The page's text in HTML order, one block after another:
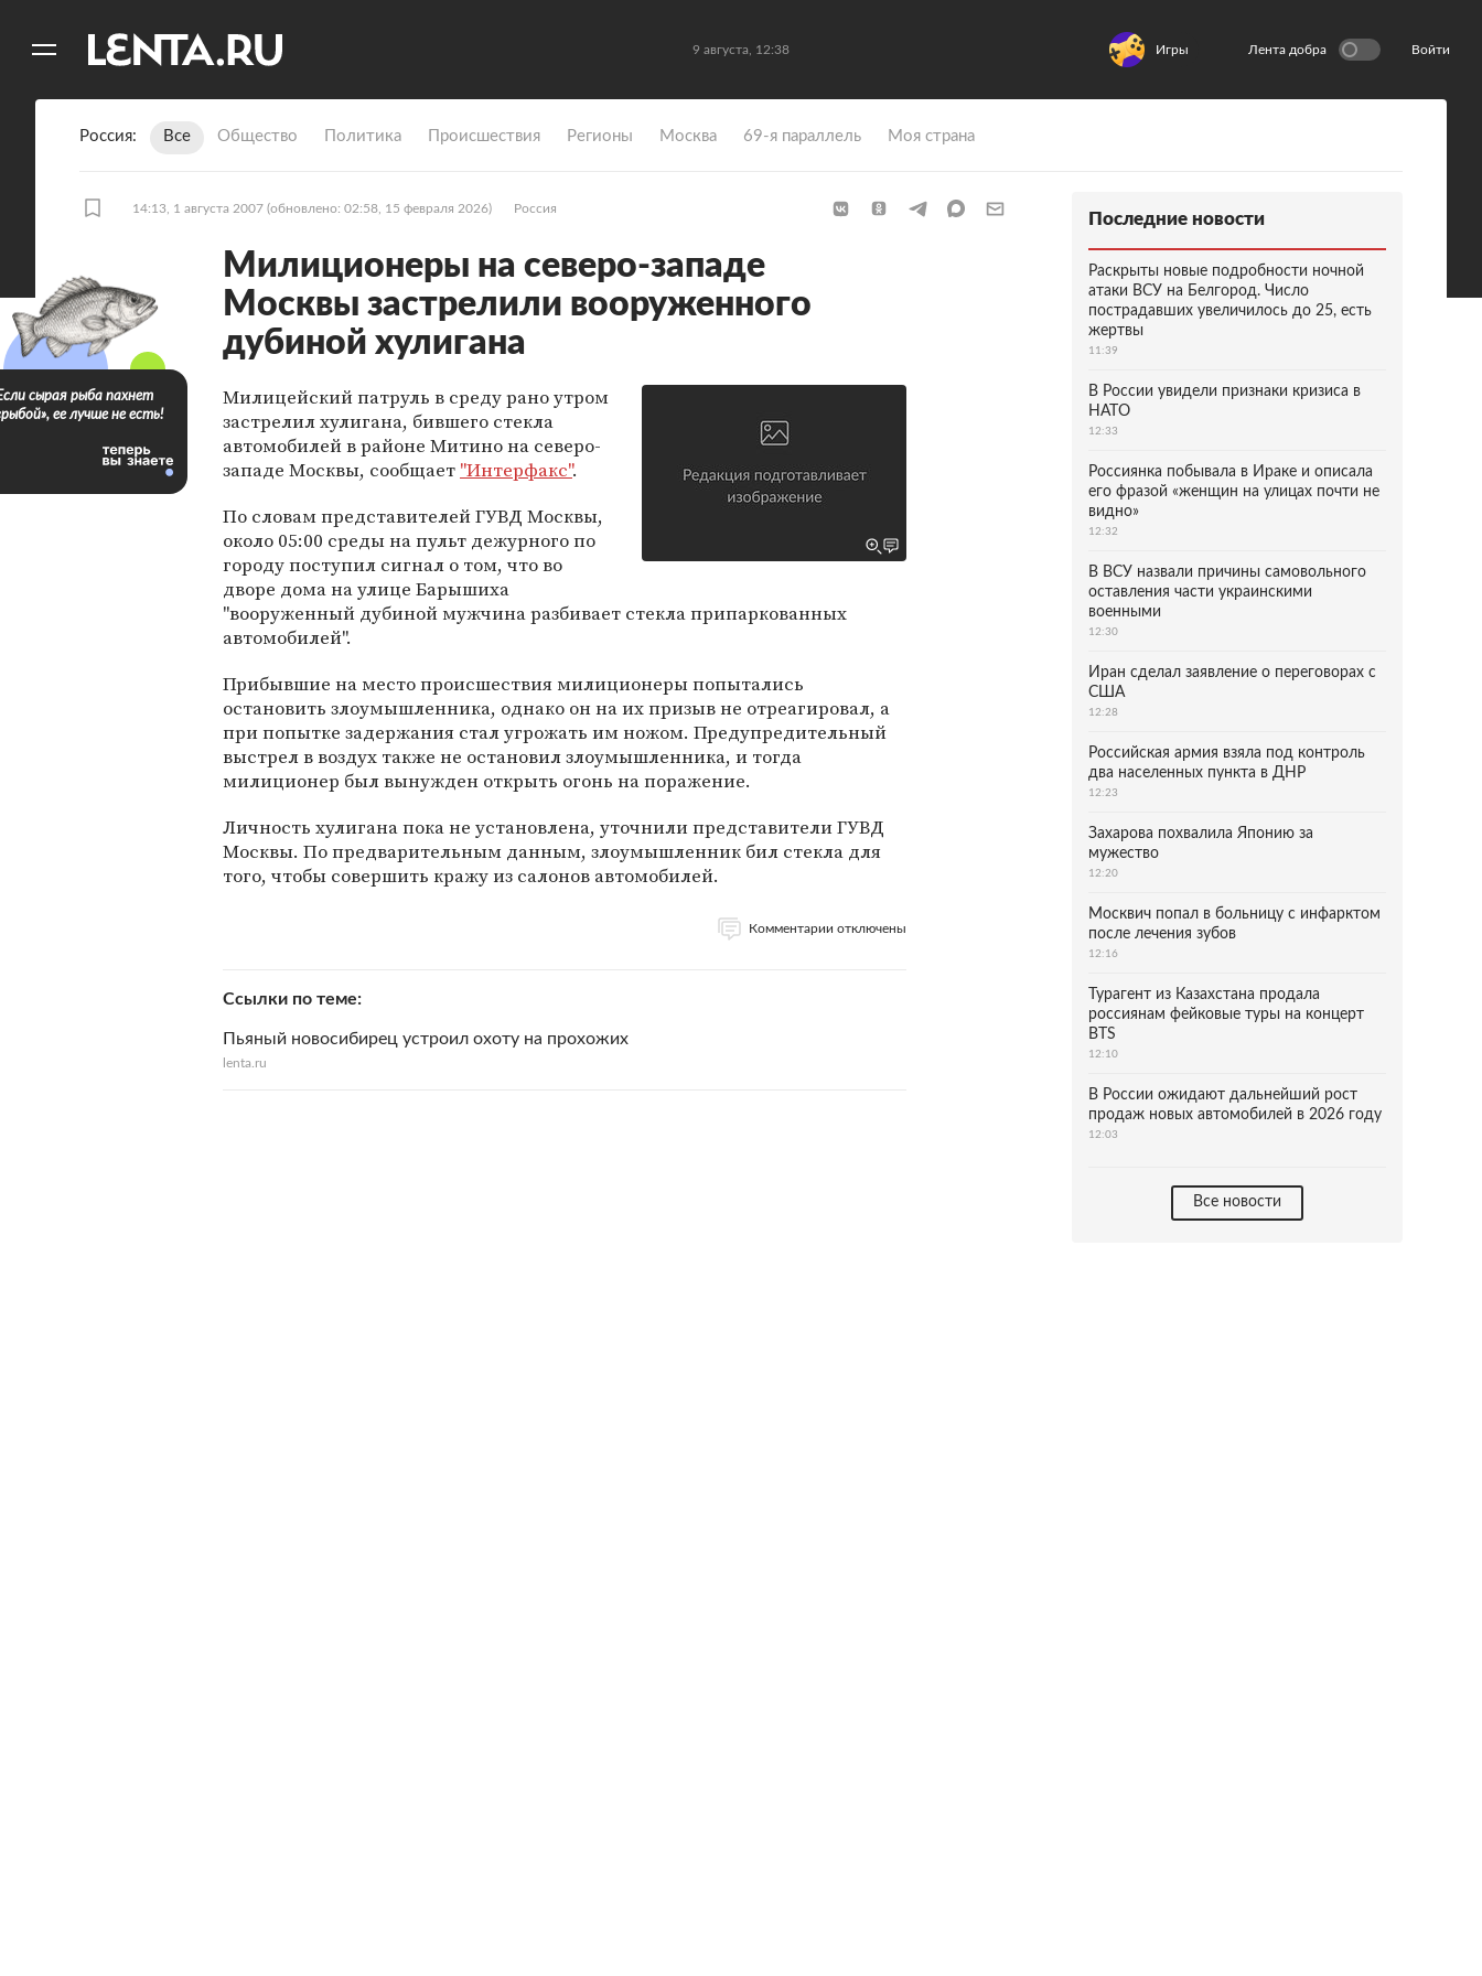
9 августа, 12:38 Игры Лента добра Войти
Россия Все Общество Политика Происшествия Регионы Москва 69-я параллель Моя страна
14:13, 1 августа 2007 (обновлено: 02:58, 15 февраля 2026) Россия
Милиционеры на северо-западе
Москвы застрелили вооруженного
дубиной хулигана
Милицейский патруль в среду рано утром
застрелил хулигана, бившего стекла
автомобилей в районе Митино на северо-
западе Москвы, сообщает "Интерфакс".
По словам представителей ГУВД Москвы,
около 05:00 среды на пульт дежурного по
городу поступил сигнал о том, что во
дворе дома на улице Барышиха
"вооруженный дубиной мужчина разбивает стекла припаркованных
автомобилей".
Прибывшие на место происшествия милиционеры попытались
остановить злоумышленника, однако он на их призыв не отреагировал, а
при попытке задержания стал угрожать им ножом. Предупредительный
выстрел в воздух также не остановил злоумышленника, и тогда
милиционер был вынужден открыть огонь на поражение.
Личность хулигана пока не установлена, уточнили представители ГУВД
Москвы. По предварительным данным, злоумышленник бил стекла для
того, чтобы совершить кражу из салонов автомобилей.
Комментарии отключены
Ссылки по теме
Пьяный новосибирец устроил охоту на прохожих
lenta.ru
сырая рыба пахнет
ее лучше не есть!
Последние новости
Раскрыты новые подробности ночной
атаки ВСУ на Белгород. Число
пострадавших увеличилось до 25, есть
жертвы
11:39
В России увидели признаки кризиса в
НАТО
12:33
Россиянка побывала в Ираке и описала
его фразой «женщин на улицах почти не
видно»
12:32
В ВСУ назвали причины самовольного
оставления части украинскими
военными
12:30
Иран сделал заявление о переговорах с
США
12:28
Российская армия взяла под контроль
два населенных пункта в ДНР
12:23
Захарова похвалила Японию за
мужество
12:20
Москвич попал в больницу с инфарктом
после лечения зубов
12:16
Турагент из Казахстана продала
россиянам фейковые туры на концерт
BTS
12:10
В России ожидают дальнейший рост
продаж новых автомобилей в 2026 году
12:03
Все новости